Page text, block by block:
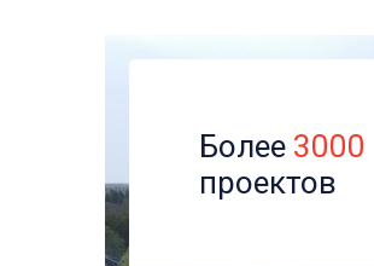
Более 3000
проектов